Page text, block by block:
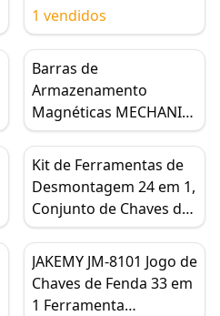
Vanádio Cromado 38
em 1 para Reparo de
Laptop de Telefone
1 vendidos
Barras de
Armazenamento
Magnéticas MECHANIC
MAG25, Barras
Magnéticas para
Ferramentas, Suporte
de Ferramentas de
Super Absorção para
Reparo de Celular,
Armazenamento de
Ferramentas de Metal
Kit de Ferramentas de
Desmontagem 24 em 1,
Conjunto de Chaves de
Fenda para Reparo de
Abertura de Telefone
para iPhone iPad Tablet
Laptop
JAKEMY JM-8101 Jogo de
Chaves de Fenda 33 em
1 Ferramenta